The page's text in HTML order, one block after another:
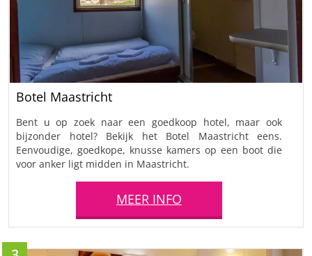
Botel Maastricht
Bent u op zoek naar een goedkoop hotel, maar ook
bijzonder hotel? Bekijk het Botel Maastricht eens.
Eenvoudige, goedkope, knusse kamers op een boot die
voor anker ligt midden in Maastricht.
MEER INFO